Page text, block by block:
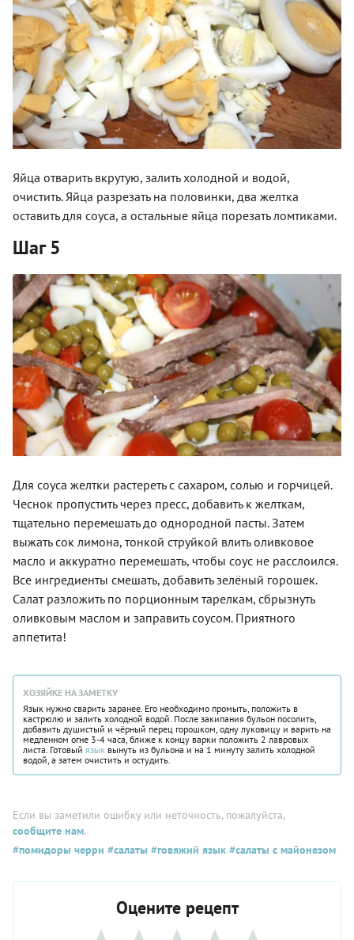
Яйца отварить вкрутую, залить холодной и водой,
очистить. Яйца разрезать на половинки, два желтка
оставить для соуса, а остальные яйца порезать ломтиками.
Шаг 5
Для соуса желтки растереть с сахаром, солью и горчицей.
Чеснок пропустить через пресс, добавить к желткам,
тщательно перемешать до однородной пасты. Затем
выжать сок лимона, тонкой струйкой влить оливковое
масло и аккуратно перемешать, чтобы соус не расслоился.
Все ингредиенты смешать, добавить зелёный горошек.
Салат разложить по порционным тарелкам, сбрызнуть
оливковым маслом и заправить соусом. Приятного
аппетита!
ХОЗЯЙКЕ НА ЗАМЕТКУ
Язык нужно сварить заранее. Его необходимо промыть, положить в
кастрюлю и залить холодной водой. После закипания бульон посолить,
добавить душистый и чёрный перец горошком, одну луковицу и варить на
медленном огне 3-4 часа, ближе к концу варки положить 2 лавровых
листа. Готовый язык вынуть из бульона и на 1 минуту залить холодной
водой, а затем очистить и остудить.
Если вы заметили ошибку или неточность, пожалуйста,
сообщите нам.
#помидоры черри #салаты #говяжий язык #салаты с майонезом
Оцените рецепт